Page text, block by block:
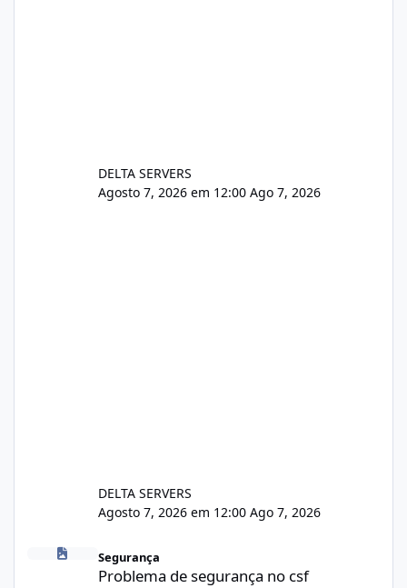
DELTA SERVERS
Agosto 7, 2026 em 12:00 Ago 7, 2026
DELTA SERVERS
Agosto 7, 2026 em 12:00 Ago 7, 2026
Problema de segurança no csf
Segurança
Problema de segurança no csf